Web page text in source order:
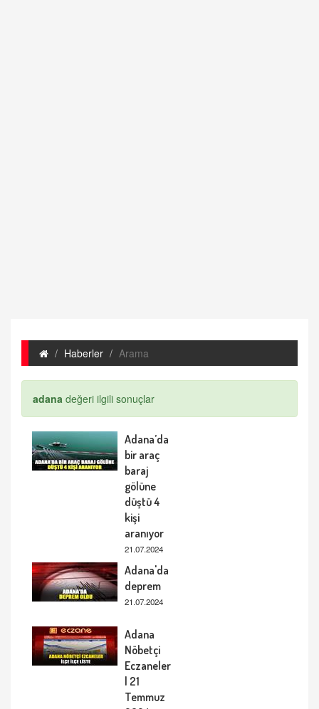
Haberler Arama
adana değeri ilgili sonuçlar
Adana’da
bir araç
baraj
gölüne
düştü 4
kişi
aranıyor
21.07.2024
Adana'da
deprem
21.07.2024
Adana
Nöbetçi
Eczaneler
| 21
Temmuz